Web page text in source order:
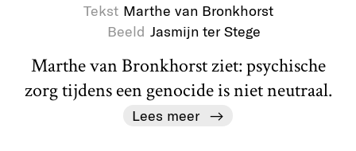
Tekst Marthe van Bronkhorst
Beeld Jasmijn ter Stege
Marthe van Bronkhorst ziet: psychische
zorg tijdens een genocide is niet neutraal.
Lees meer